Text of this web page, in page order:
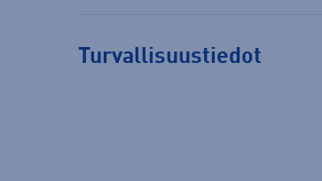
Turvallisuustiedot